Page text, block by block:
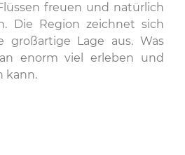
freuen und natürlich
Die Region zeichnet sich
großartige Lage aus. Was
enorm viel erleben und
kann.